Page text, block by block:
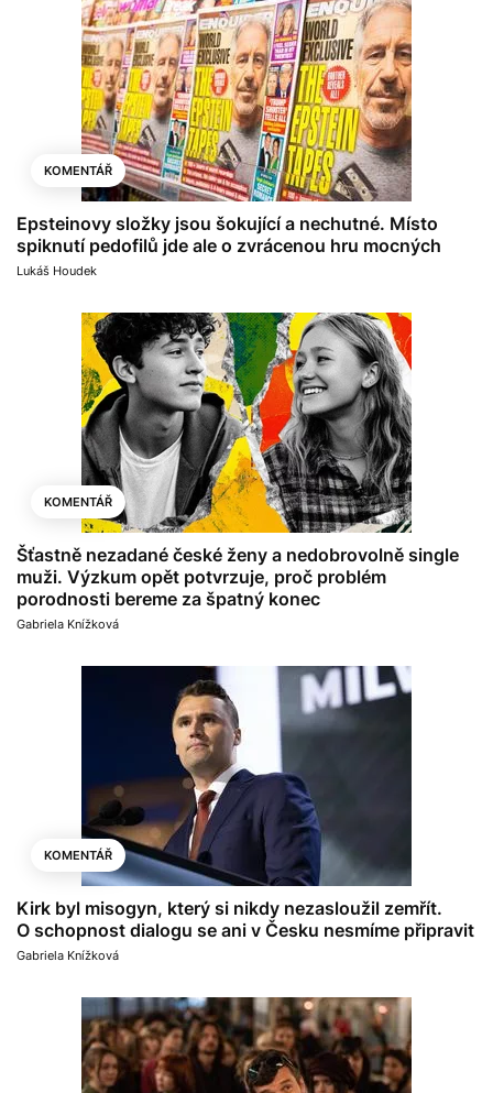
KOMENTÁŘ
Epsteinovy složky jsou šokující a nechutné. Místo
spiknutí pedofilů jde ale o zvrácenou hru mocných
Lukáš Houdek
KOMENTÁŘ
Šťastně nezadané české ženy a nedobrovolně single
muži. Výzkum opět potvrzuje, proč problém
porodnosti bereme za špatný konec
Gabriela Knížková
KOMENTÁŘ
Kirk byl misogyn, který si nikdy nezasloužil zemřít.
O schopnost dialogu se ani v Česku nesmíme připravit
Gabriela Knížková